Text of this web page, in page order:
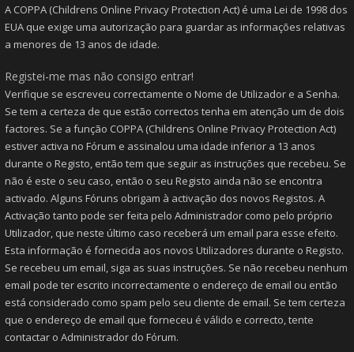
A COPPA (Childrens Online Privacy Protection Act) é uma Lei de 1998 dos
EUA que exige uma autorização para guardar as informações relativas
a menores de 13 anos de idade.
Registei-me mas não consigo entrar!
Verifique se escreveu correctamente o Nome de Utilizador e a Senha.
Se tem a certeza de que estão correctos tenha em atenção um de dois
factores. Se a função COPPA (Childrens Online Privacy Protection Act)
estiver activa no Fórum e assinalou uma idade inferior a 13 anos
durante o Registo, então tem que seguir as instruções que recebeu. Se
não é este o seu caso, então o seu Registo ainda não se encontra
activado. Alguns Fóruns obrigam à activação dos novos Registos. A
Activação tanto pode ser feita pelo Administrador como pelo próprio
Utilizador, que neste último caso receberá um email para esse efeito.
Esta informação é fornecida aos novos Utilizadores durante o Registo.
Se recebeu um email, siga as suas instruções. Se não recebeu nenhum
email pode ter escrito incorrectamente o endereço de email ou então
está considerado como spam pelo seu cliente de email. Se tem certeza
que o endereço de email que forneceu é válido e correcto, tente
contactar o Administrador do Fórum.